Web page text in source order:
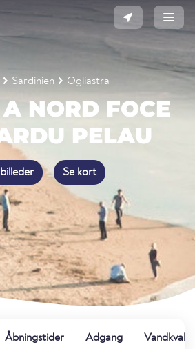
Sardinien Ogliastra
NORD FOCE
PELAU
Se kort
Åbningstider Adgang